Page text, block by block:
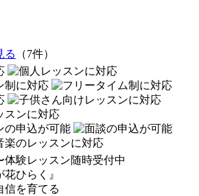
る （7件）
体験レッスン随時受付中
花ひらく』
信を育てる